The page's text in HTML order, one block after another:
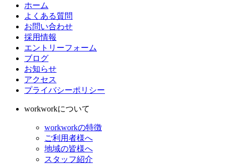
ホーム
よくある質問
お問い合わせ
採用情報
エントリーフォーム
ブログ
お知らせ
アクセス
プライバシーポリシー
workworkについて
workworkの特徴
ご利用者様へ
地域の皆様へ
スタッフ紹介